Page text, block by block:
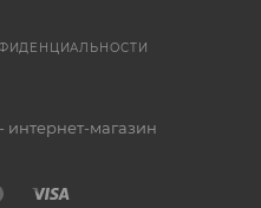
интернет-магазин